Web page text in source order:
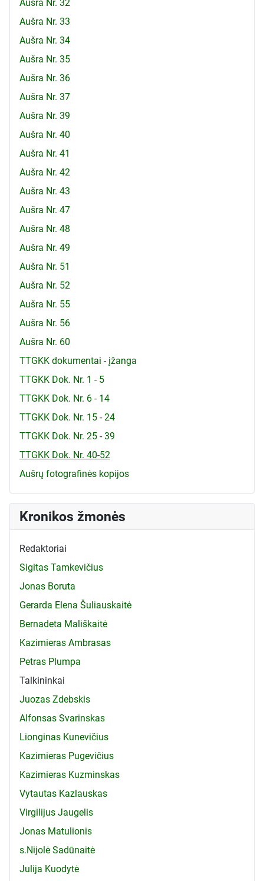
Aušra Nr. 32
Aušra Nr. 33
Aušra Nr. 34
Aušra Nr. 35
Aušra Nr. 36
Aušra Nr. 37
Aušra Nr. 39
Aušra Nr. 40
Aušra Nr. 41
Aušra Nr. 42
Aušra Nr. 43
Aušra Nr. 47
Aušra Nr. 48
Aušra Nr. 49
Aušra Nr. 51
Aušra Nr. 52
Aušra Nr. 55
Aušra Nr. 56
Aušra Nr. 60
TTGKK dokumentai - įžanga
TTGKK Dok. Nr. 1 - 5
TTGKK Dok. Nr. 6 - 14
TTGKK Dok. Nr. 15 - 24
TTGKK Dok. Nr. 25 - 39
TTGKK Dok. Nr. 40-52
Aušrų fotografinės kopijos
Kronikos žmonės
Redaktoriai
Sigitas Tamkevičius
Jonas Boruta
Gerarda Elena Šuliauskaitė
Bernadeta Mališkaitė
Kazimieras Ambrasas
Petras Plumpa
Talkininkai
Juozas Zdebskis
Alfonsas Svarinskas
Lionginas Kunevičius
Kazimieras Pugevičius
Kazimieras Kuzminskas
Vytautas Kazlauskas
Virgilijus Jaugelis
Jonas Matulionis
s.Nijolė Sadūnaitė
Julija Kuodytė